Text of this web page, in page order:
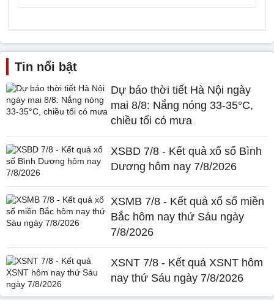
Tin nổi bật
Dự báo thời tiết Hà Nội ngày
mai 8/8: Nắng nóng 33-35°C,
chiều tối có mưa
XSBD 7/8 - Kết quả xổ số Bình
Dương hôm nay 7/8/2026
XSMB 7/8 - Kết quả xổ số miền
Bắc hôm nay thứ Sáu ngày
7/8/2026
XSNT 7/8 - Kết quả XSNT hôm
nay thứ Sáu ngày 7/8/2026